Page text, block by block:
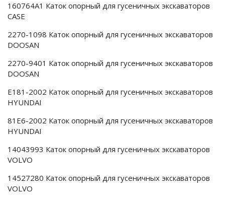
160764A1 Каток опорный для гусеничных экскаваторов
CASE
2270-1098 Каток опорный для гусеничных экскаваторов
DOOSAN
2270-9401 Каток опорный для гусеничных экскаваторов
DOOSAN
E181-2002 Каток опорный для гусеничных экскаваторов
HYUNDAI
81E6-2002 Каток опорный для гусеничных экскаваторов
HYUNDAI
14043993 Каток опорный для гусеничных экскаваторов
VOLVO
14527280 Каток опорный для гусеничных экскаваторов
VOLVO